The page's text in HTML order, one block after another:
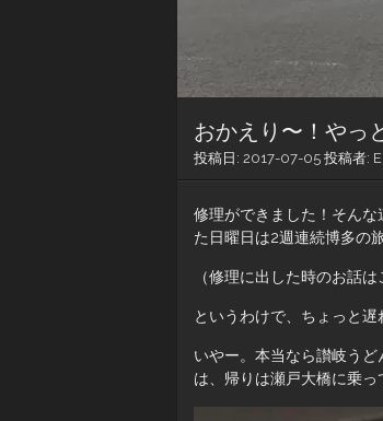
おかえり〜！やっ
投稿日: 2017-07-05 投稿者:
修理ができました！そん
た日曜日は2週連続博多の
（修理に出した時のお話
というわけで、ちょっと遅
いやー。本当なら讃岐う
は、帰りは瀬戸大橋に乗っ